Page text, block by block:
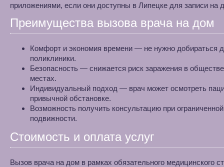
приложениями, если они доступны в Липецке для записи на
Преимущества вызова врача на дом
Комфорт и экономия времени — не нужно добираться
поликлиники.
Безопасность — снижается риск заражения в
местах.
Индивидуальный подход — врач может осмотреть
привычной обстановке.
Возможность получить консультацию при ограниченной
подвижности.
Стоимость и оплата услуг
Вызов врача на дом в рамках обязательного медицинского